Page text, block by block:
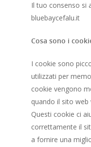
Il tuo consenso si
bluebaycefalu.it
Cosa sono i
I cookie sono
utilizzati per
cookie vengono
quando il sito
Questi cookie ci
correttamente il
a fornire una